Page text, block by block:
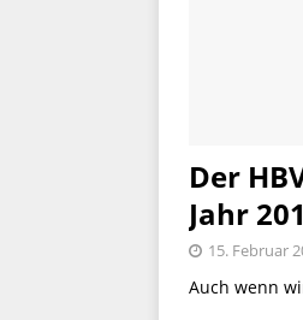
Der
Jahr
15. Februar
Auch wenn